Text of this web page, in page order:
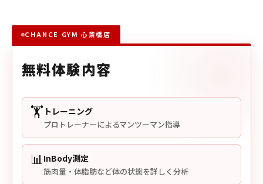
CHANCE GYM 心斎橋店
無料体験内容
🏋️ トレーニング
プロトレーナーによるマンツーマン指導
📊 InBody測定
筋肉量・体脂肪など体の状態を詳しく分析